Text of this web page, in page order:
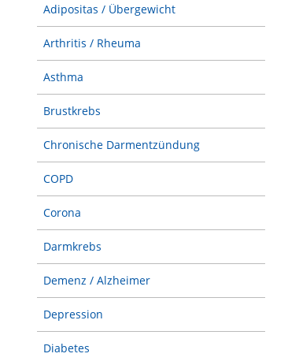
Adipositas / Übergewicht
Arthritis / Rheuma
Asthma
Brustkrebs
Chronische Darmentzündung
COPD
Corona
Darmkrebs
Demenz / Alzheimer
Depression
Diabetes